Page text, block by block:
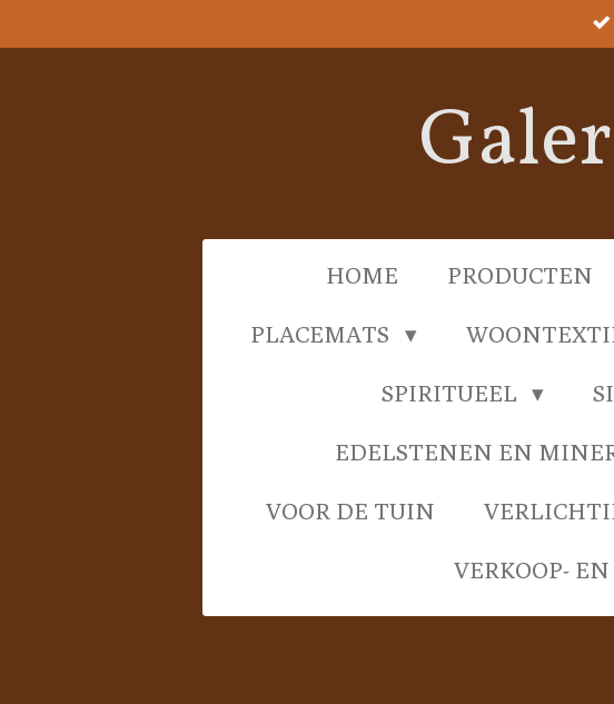
direct
HOME PRODUCTEN
PLACEMATS
SPIRITUEEL
EDELSTENEN EN
VOOR DE TUIN
VERKOOP-